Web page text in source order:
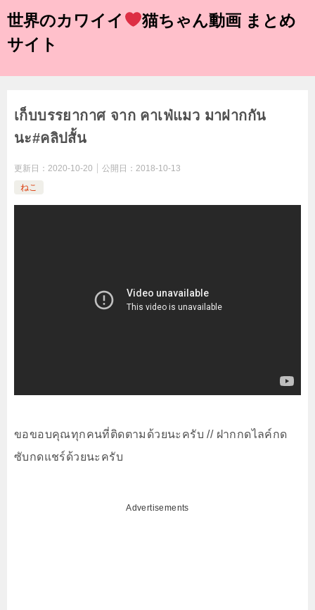
世界のカワイイ
猫ちゃん動画 まとめ
サイト
เก็บบรรยากาศ จาก คาเฟ่แมว มาฝากกัน
นะ#คลิปสั้น
更新日： 2020-10-20 公開日： 2018-10-13
ねこ
ขอขอบคุณทุกคนที่ติดตามด้วยนะครับ // ฝากกดไลค์กด
ซับกดแชร์ด้วยนะครับ
Advertisements